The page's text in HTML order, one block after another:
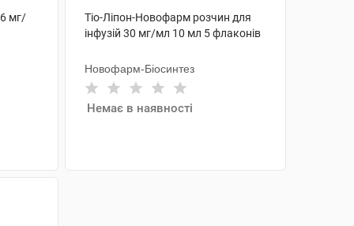
6 мг/
Тіо-Ліпон-Новофарм розчин для
інфузій 30 мг/мл 10 мл 5 флаконів
Новофарм-Біосинтез
Немає в наявності